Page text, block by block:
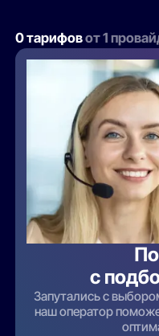
0 тарифовот 1
с
Запутались с
наш оператор